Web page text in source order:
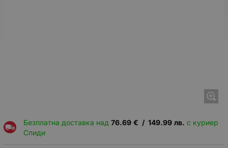
Безплатна доставка над 76.69 € / 149.99 лв. с куриер
Спиди